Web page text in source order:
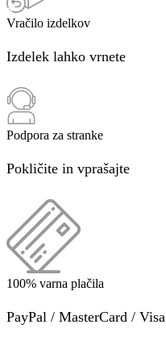
Vračilo izdelkov
Izdelek lahko vrnete
Podpora za stranke
Pokličite in vprašajte
100% varna plačila
PayPal / MasterCard / Visa